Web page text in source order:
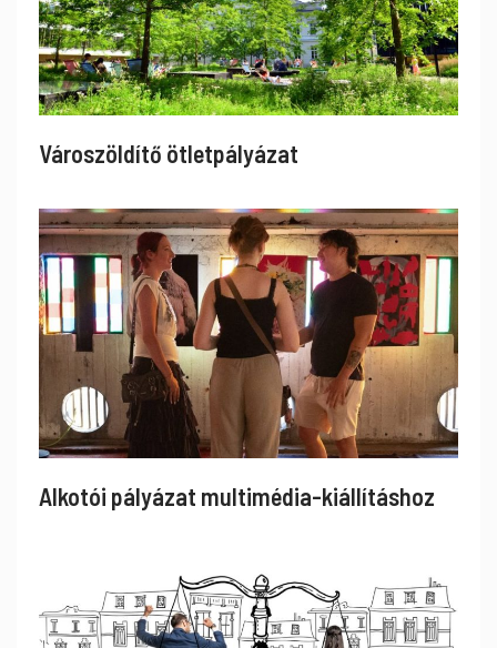
Városzöldítő ötletpályázat
Alkotói pályázat multimédia-kiállításhoz